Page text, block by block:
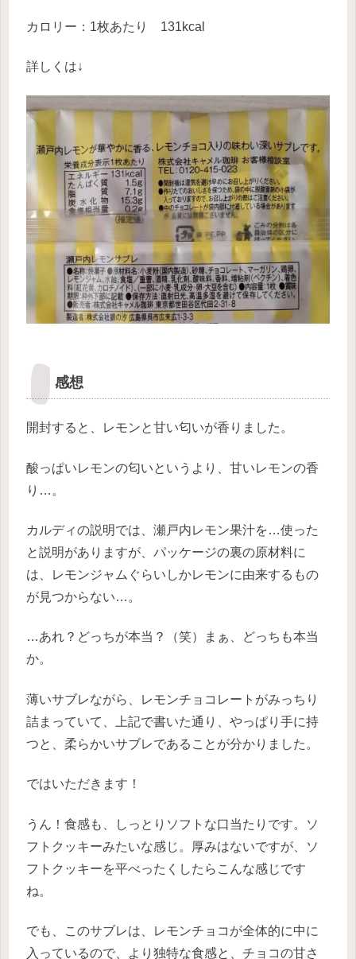
カロリー：1枚あたり 131kcal
詳しくは↓
感想
開封すると、レモンと甘い匂いが香りました。
酸っぱいレモンの匂いというより、甘いレモンの香
り…。
カルディの説明では、瀬戸内レモン果汁を…使った
と説明がありますが、パッケージの裏の原材料に
は、レモンジャムぐらいしかレモンに由来するもの
が見つからない…。
…あれ？どっちが本当？（笑）まぁ、どっちも本当
か。
薄いサブレながら、レモンチョコレートがみっちり
詰まっていて、上記で書いた通り、やっぱり手に持
つと、柔らかいサブレであることが分かりました。
ではいただきます！
うん！食感も、しっとりソフトな口当たりです。ソ
フトクッキーみたいな感じ。厚みはないですが、ソ
フトクッキーを平べったくしたらこんな感じです
ね。
でも、このサブレは、レモンチョコが全体的に中に
入っているので、より独特な食感と、チョコの甘さ